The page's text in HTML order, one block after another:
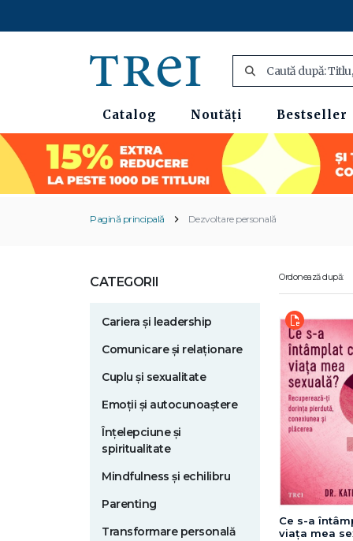
Catalog Noutăți Bestseller
Pagină principală Dezvoltare personală
CATEGORII
Cariera și leadership
Comunicare și relaționare
Cuplu și sexualitate
Emoții și autocunoaștere
Înțelepciune și
spiritualitate
Mindfulness și echilibru
Parenting
Transformare personală
Ordonează după:
Ce s-a
viața mea